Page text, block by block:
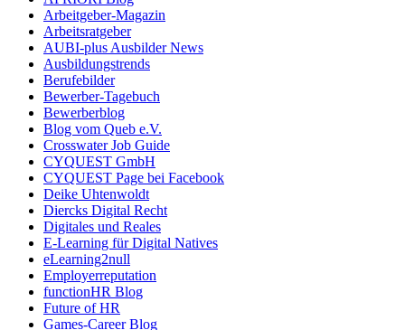
Arbeitgeber-Magazin
Arbeitsratgeber
AUBI-plus Ausbilder News
Ausbildungstrends
Berufebilder
Bewerber-Tagebuch
Bewerberblog
Blog vom Queb e.V.
Crosswater Job Guide
CYQUEST GmbH
CYQUEST Page bei Facebook
Deike Uhtenwoldt
Diercks Digital Recht
Digitales und Reales
E-Learning für Digital Natives
eLearning2null
Employerreputation
functionHR Blog
Future of HR
Games-Career Blog